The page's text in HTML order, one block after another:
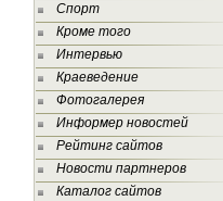
Спорт
Кроме того
Интервью
Краеведение
Фотогалерея
Информер новостей
Рейтинг сайтов
Новости партнеров
Каталог сайтов